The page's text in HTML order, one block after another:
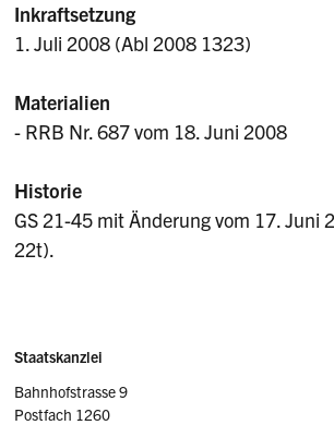
Inkraftsetzung
1. Juli 2008 (Abl 2008 1323)
Materialien
- RRB Nr. 687 vom 18. Juni 2008
Historie
GS 21-45 mit Änderung vom 17. Juni
22t).
Sidebar
Adresse
Staatskanzlei
Bahnhofstrasse 9
Postfach 1260